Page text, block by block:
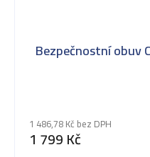
Bezpečnostní obuv
1 486,78 Kč bez DPH
1 799 Kč